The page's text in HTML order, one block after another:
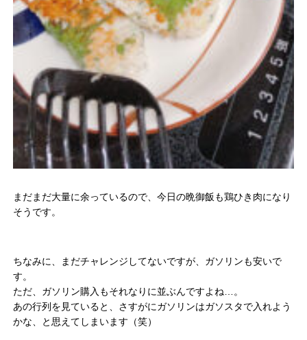
まだまだ大量に余っているので、今日の晩御飯も鶏ひき肉になり
そうです。
ちなみに、まだチャレンジしてないですが、ガソリンも安いで
す。
ただ、ガソリン購入もそれなりに並ぶんですよね…。
あの行列を見ていると、さすがにガソリンはガソスタで入れよう
かな、と思えてしまいます（笑）